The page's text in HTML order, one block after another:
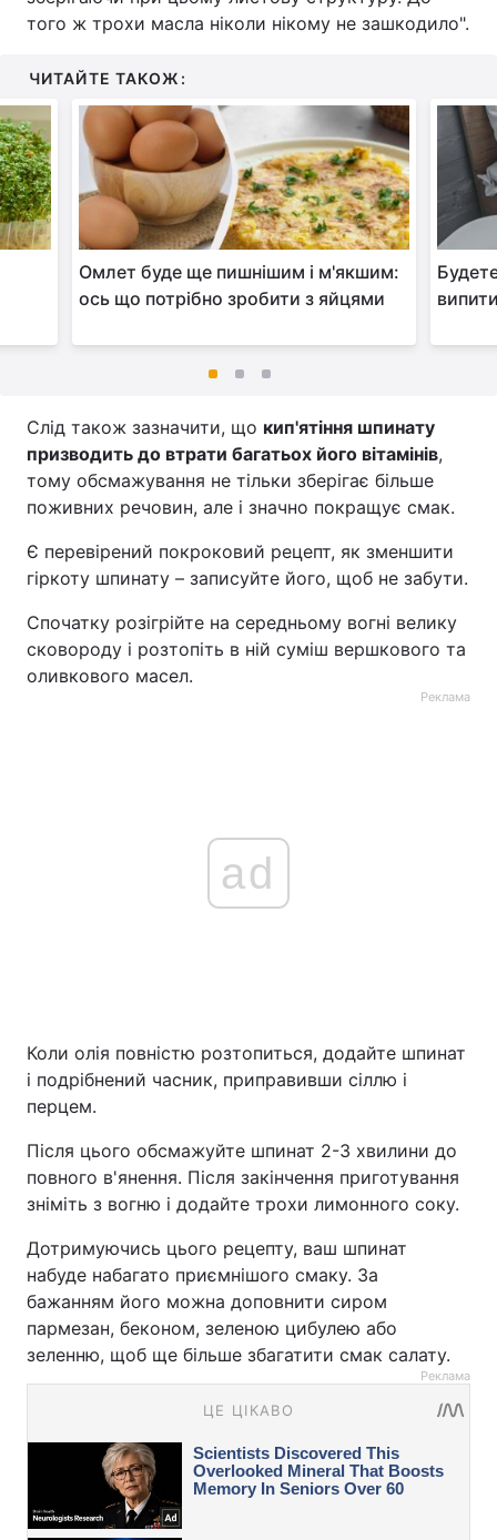
того ж трохи масла ніколи нікому не зашкодило".
ЧИТАЙТЕ ТАКОЖ:
Омлет буде ще пишнішим і м'якшим:
ось що потрібно зробити з яйцями
Слід також зазначити, що кип'ятіння шпинату
призводить до втрати багатьох його вітамінів,
тому обсмажування не тільки зберігає більше
поживних речовин, але і значно покращує смак.
Є перевірений покроковий рецепт, як зменшити
гіркоту шпинату – записуйте його, щоб не забути.
Спочатку розігрійте на середньому вогні велику
сковороду і розтопіть в ній суміш вершкового та
оливкового масел.
Реклама
ad
Коли олія повністю розтопиться, додайте шпинат
і подрібнений часник, приправивши сіллю і
перцем.
Після цього обсмажуйте шпинат 2-3 хвилини до
повного в'янення. Після закінчення приготування
зніміть з вогню і додайте трохи лимонного соку.
Дотримуючись цього рецепту, ваш шпинат
набуде набагато приємнішого смаку. За
бажанням його можна доповнити сиром
пармезан, беконом, зеленою цибулею або
зеленню, щоб ще більше збагатити смак салату.
Реклама